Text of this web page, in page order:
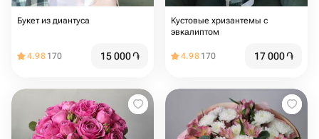
Букет из диантуса
4.98 170 15 000֏
Кустовые хризантемы с
эвкалиптом
4.98 170 17 000֏